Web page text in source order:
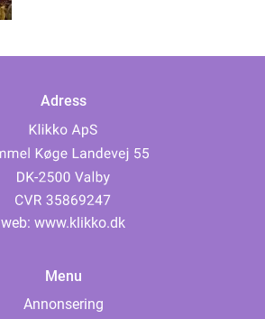
Adress
web: www.klikko.dk
Menu
Annonsering